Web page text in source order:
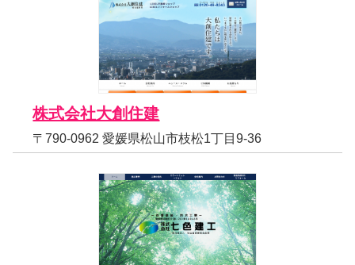
株式会社大創住建
〒790-0962 愛媛県松山市枝松1丁目9-36